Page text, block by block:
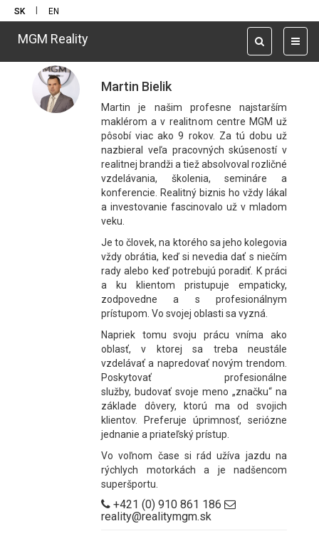
SK EN
Toggle
navigation
MGM RealityMaklér - MGM ŽILINA
Martin Bielik
Martin je našim profesne najstarším
maklérom a v realitnom centre MGM už
pôsobí viac ako 9 rokov. Za tú dobu už
nazbieral veľa pracovných skúseností v
realitnej brandži a tiež absolvoval rozličné
vzdelávania, školenia, semináre a
konferencie. Realitný biznis ho vždy lákal
a investovanie fascinovalo už v mladom
veku.
Je to človek, na ktorého sa jeho kolegovia
vždy obrátia, keď si nevedia dať s niečím
rady alebo keď potrebujú poradiť. K práci
a ku klientom pristupuje empaticky,
zodpovedne a s profesionálnym
prístupom. Vo svojej oblasti sa vyzná.
Napriek tomu svoju prácu vníma ako
oblasť, v ktorej sa treba neustále
vzdelávať a napredovať novým trendom.
Poskytovať profesionálne
služby, budovať svoje meno „značku“ na
základe dôvery, ktorú ma od svojich
klientov. Preferuje úprimnosť, seriózne
jednanie a priateľský prístup.
Vo voľnom čase si rád užíva jazdu na
rýchlych motorkách a je nadšencom
superšportu.
+421 (0) 910 861 186
reality@realitymgm.sk